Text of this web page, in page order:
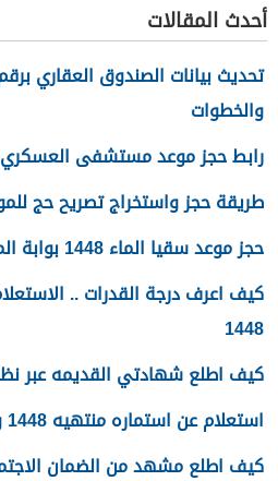
أحدث المقالات
والخطوات
رابط حجز موعد مستشفى العسكري
طريقة حجز واستخراج تصريح حج
حجز موعد سقيا الماء 1448 بوابة المواطن
كيف اعرف درجة القدرات ..
1448
كيف اطلع شهادتي القديمه عبر نظام
استعلام عن استماره منتهيه 1448 وطرق تجديدها
كيف اطلع مشهد من الضمان